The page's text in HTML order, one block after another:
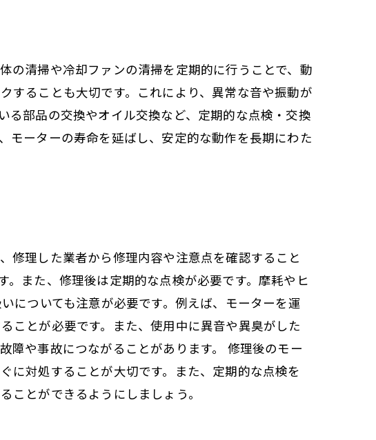
の清掃や冷却ファンの清掃を定期的に行うことで、動
することも大切です。これにより、異常な音や振動が
る部品の交換やオイル交換など、定期的な点検・交換
モーターの寿命を延ばし、安定的な動作を長期にわた
修理した業者から修理内容や注意点を確認すること
また、修理後は定期的な点検が必要です。摩耗やヒ
についても注意が必要です。例えば、モーターを運
ことが必要です。また、使用中に異音や異臭がした
障や事故につながることがあります。 修理後のモー
に対処することが大切です。また、定期的な点検を
とができるようにしましょう。